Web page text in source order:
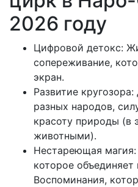
2026 году
Цифровой детокс:
сопереживание,
экран.
Развитие
разных народов,
красоту природы (в
животными).
Нестареющая
которое объединяет
Воспоминания,